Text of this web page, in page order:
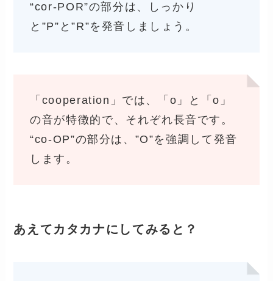
“cor-POR”の部分は、しっかり
と”P”と”R”を発音しましょう。
「cooperation」では、「o」と「o」
の音が特徴的で、それぞれ長音です。
“co-OP”の部分は、”O”を強調して発音
します。
あえてカタカナにしてみると？